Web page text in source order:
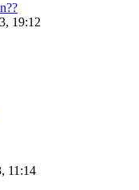
19:12
11:14